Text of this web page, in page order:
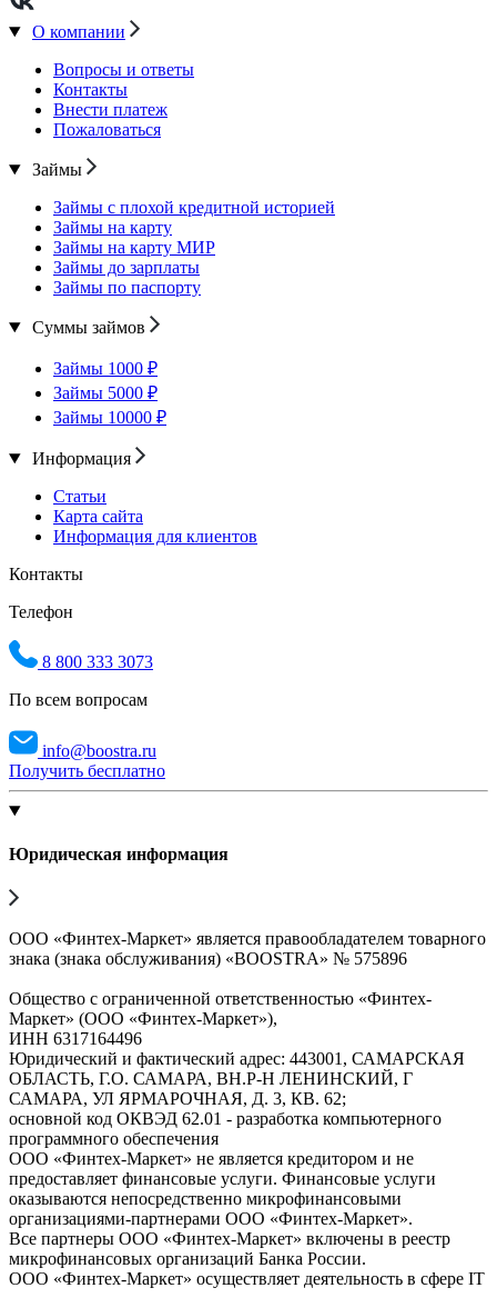
О компании
Вопросы и ответы
Контакты
Внести платеж
Пожаловаться
Займы
Займы с плохой кредитной историей
Займы на карту
Займы на карту МИР
Займы до зарплаты
Займы по паспорту
Суммы займов
Займы 1000 ₽
Займы 5000 ₽
Займы 10000 ₽
Информация
Статьи
Карта сайта
Информация для клиентов
Контакты
Телефон
8 800 333 3073
По всем вопросам
info@boostra.ru
Получить бесплатно
Юридическая информация
ООО «Финтех-Маркет» является правообладателем товарного
знака (знака обслуживания) «BOOSTRA» № 575896
Общество с ограниченной ответственностью «Финтех-
Маркет» (ООО «Финтех-Маркет»),
ИНН 6317164496
Юридический и фактический адрес: 443001, САМАРСКАЯ
ОБЛАСТЬ, Г.О. САМАРА, ВН.Р-Н ЛЕНИНСКИЙ, Г
САМАРА, УЛ ЯРМАРОЧНАЯ, Д. 3, КВ. 62;
основной код ОКВЭД 62.01 - разработка компьютерного
программного обеспечения
ООО «Финтех-Маркет» не является кредитором и не
предоставляет финансовые услуги. Финансовые услуги
оказываются непосредственно микрофинансовыми
организациями-партнерами ООО «Финтех-Маркет».
Все партнеры ООО «Финтех-Маркет» включены в реестр
микрофинансовых организаций Банка России.
ООО «Финтех-Маркет» осуществляет деятельность в сфере IT